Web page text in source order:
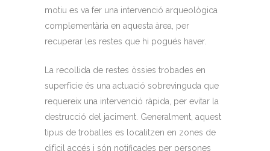
motiu es va fer una intervenció arqueològica
complementària en aquesta àrea, per
recuperar les restes que hi pogués haver.
La recollida de restes òssies trobades en
superfície és una actuació sobrevinguda que
requereix una intervenció ràpida, per evitar la
destrucció del jaciment. Generalment, aquest
tipus de troballes es localitzen en zones de
difícil accés i són notificades per persones